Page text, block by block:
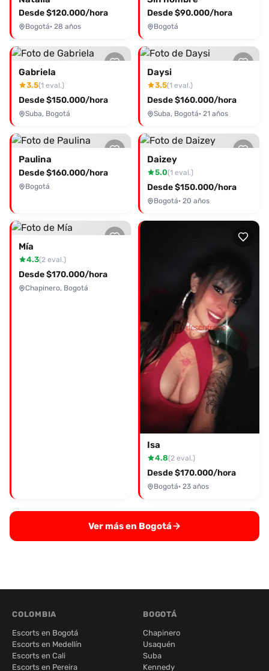
experiencia de ser desbordados por su energía y han
quedado encantados con sus besos apasionados.
Verónica también disfruta lucir lencería sexy y está lista
para jugar con tu deseo. Si buscas una experiencia
inolvidable y completamente satisfactoria, no dudes en
contactar a Verónica y dejarte llevar por el arrebato del
placer.
Desde $120.000/hora
Bogotá· 28 años
Desde $90.000/hora
Bogotá
Gabriela
3.5(1 eval.)
Desde $150.000/hora
Suba, Bogotá
Daysi
3.5(1 eval.)
Desde $160.000/hora
Suba, Bogotá· 21 años
Paulina
Desde $160.000/hora
Bogotá
Daizey
5.0(1 eval.)
Desde $150.000/hora
Bogotá· 20 años
Mía
4.3(2 eval.)
Desde $170.000/hora
Chapinero, Bogotá
Isa
4.8(2 eval.)
Desde $170.000/hora
Bogotá· 23 años
Ver más en Bogotá
COLOMBIA
Escorts en Bogotá
Escorts en Medellín
Escorts en Cali
Escorts en Pereira
BOGOTÁ
Chapinero
Usaquén
Suba
Kennedy